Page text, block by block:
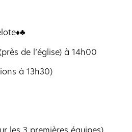
de l’église) à 14h00
à 13h30)